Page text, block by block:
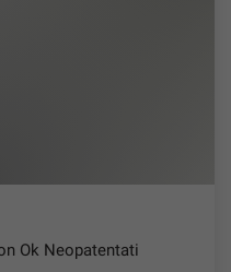
Ok Neopatentati